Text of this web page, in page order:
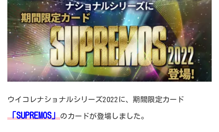
ウイコレナショナルシリーズ2022に、期間限定カード
「SUPREMOS」のカードが登場しました。